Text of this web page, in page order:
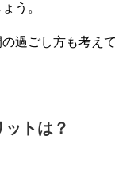
う。
過ごし方も考えて
トは？